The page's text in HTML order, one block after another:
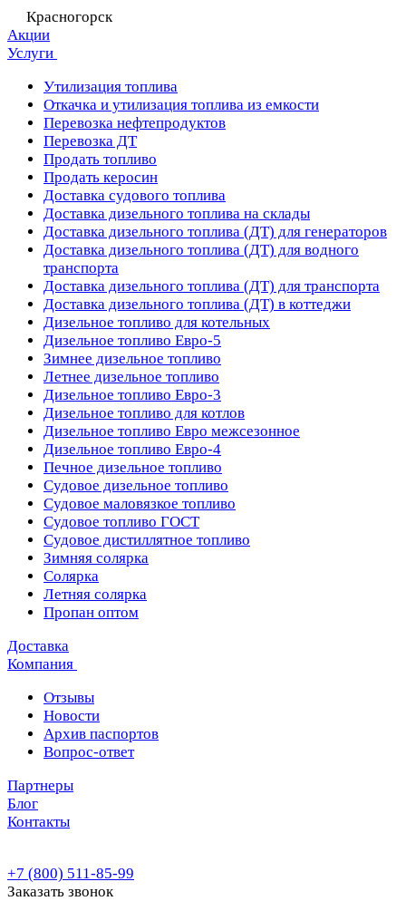
Красногорск
Акции
Услуги
Утилизация топлива
Откачка и утилизация топлива из емкости
Перевозка нефтепродуктов
Перевозка ДТ
Продать топливо
Продать керосин
Доставка судового топлива
Доставка дизельного топлива на склады
Доставка дизельного топлива (ДТ) для генераторов
Доставка дизельного топлива (ДТ) для водного
транспорта
Доставка дизельного топлива (ДТ) для транспорта
Доставка дизельного топлива (ДТ) в коттеджи
Дизельное топливо для котельных
Дизельное топливо Евро-5
Зимнее дизельное топливо
Летнее дизельное топливо
Дизельное топливо Евро-3
Дизельное топливо для котлов
Дизельное топливо Евро межсезонное
Дизельное топливо Евро-4
Печное дизельное топливо
Судовое дизельное топливо
Судовое маловязкое топливо
Судовое топливо ГОСТ
Судовое дистиллятное топливо
Зимняя солярка
Солярка
Летняя солярка
Пропан оптом
Доставка
Компания
Отзывы
Новости
Архив паспортов
Вопрос-ответ
Партнеры
Блог
Контакты
+7 (800) 511-85-99
Заказать звонок